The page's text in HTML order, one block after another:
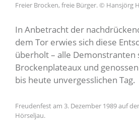
Freier Brocken, freie Bürger. © Hansjörg
In Anbetracht der
dem Tor erwies sich diese
überholt – alle Demonstranten
Brockenplateaux und
bis heute unvergesslichen Tag.
Freudenfest am 3. Dezember 1989 auf
Hörseljau.